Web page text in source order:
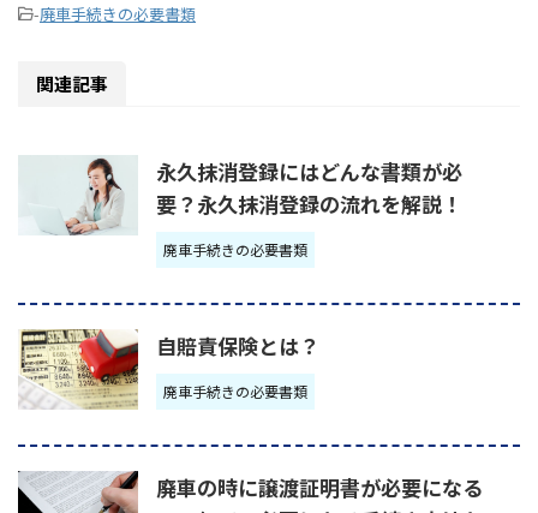
-廃車手続きの必要書類
関連記事
永久抹消登録にはどんな書類が必
要？永久抹消登録の流れを解説！
廃車手続きの必要書類
自賠責保険とは？
廃車手続きの必要書類
廃車の時に譲渡証明書が必要になる